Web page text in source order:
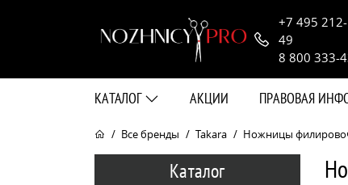
+7 495
49
8 800 333-
КАТАЛОГ АКЦИИ ПРАВОВАЯ
Все бренды Takara Ножницы
Каталог